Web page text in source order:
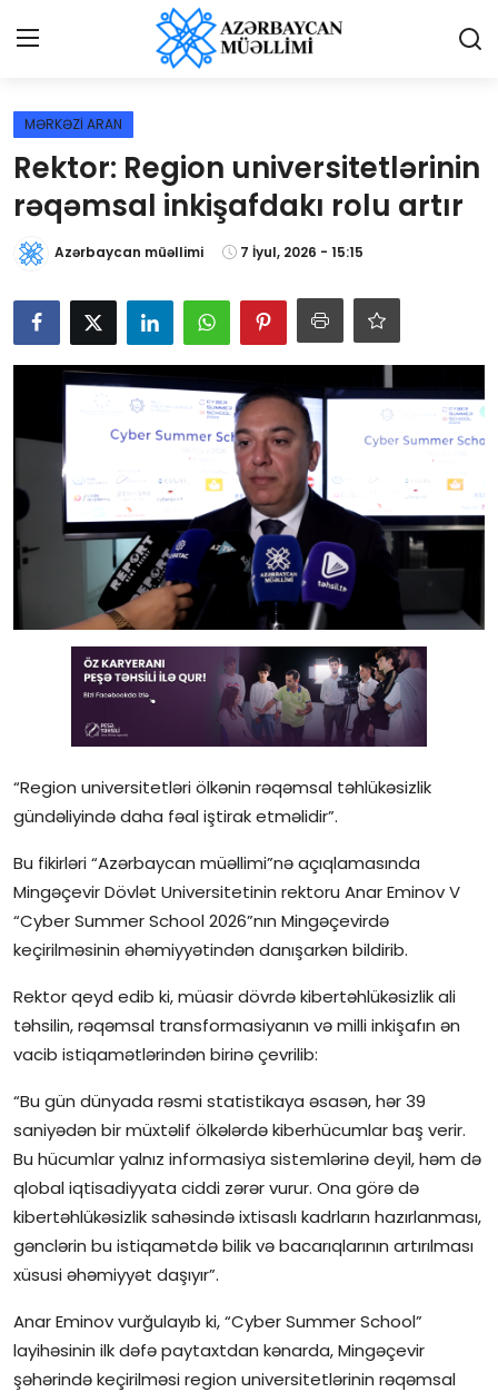
Giriş
Qəzetə elan ver
Əlaqə
Reklam və elan
Biz kimik?
Bütün xəbərlər
Gündəlik
Rəsmi
Müsahibə
Reportaj
Pedaqogika
Regionlar
İctimai şura
Dünya
MƏRKƏZİ ARAN
Rektor: Region universitetlərinin
rəqəmsal inkişafdakı rolu artır
Azərbaycan müəllimi 7 İyul, 2026 - 15:15
“Region universitetləri ölkənin rəqəmsal təhlükəsizlik
gündəliyində daha fəal iştirak etməlidir”.
Bu fikirləri “Azərbaycan müəllimi”nə açıqlamasında
Mingəçevir Dövlət Universitetinin rektoru Anar Eminov V
“Cyber Summer School 2026”nın Mingəçevirdə
keçirilməsinin əhəmiyyətindən danışarkən bildirib.
Rektor qeyd edib ki, müasir dövrdə kibertəhlükəsizlik ali
təhsilin, rəqəmsal transformasiyanın və milli inkişafın ən
vacib istiqamətlərindən birinə çevrilib:
“Bu gün dünyada rəsmi statistikaya əsasən, hər 39
saniyədən bir müxtəlif ölkələrdə kiberhücumlar baş verir.
Bu hücumlar yalnız informasiya sistemlərinə deyil, həm də
qlobal iqtisadiyyata ciddi zərər vurur. Ona görə də
kibertəhlükəsizlik sahəsində ixtisaslı kadrların hazırlanması,
gənclərin bu istiqamətdə bilik və bacarıqlarının artırılması
xüsusi əhəmiyyət daşıyır”.
Anar Eminov vurğulayıb ki, “Cyber Summer School”
layihəsinin ilk dəfə paytaxtdan kənarda, Mingəçevir
şəhərində keçirilməsi region universitetlərinin rəqəmsal